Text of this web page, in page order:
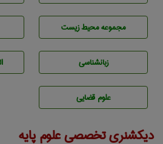
مجموعه محيط زيست
زبانشناسی
علوم قضایی
دیکشنری تخصصی علوم پایه